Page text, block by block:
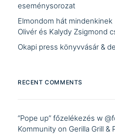
eseménysorozat
Elmondom hát mindenkinek
Olivér és Kalydy Zsigmond
Okapi press könyvvásár &
RECENT COMMENTS
“Pope up” főzelékezés w
Kommunity on Gerilla Grill &